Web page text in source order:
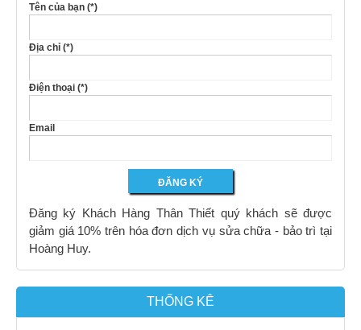
Tên của bạn (*)
Địa chỉ (*)
Điện thoại (*)
Email
Đăng ký Khách Hàng Thân Thiết quý khách sẽ được
giảm giá 10% trên hóa đơn dịch vụ sửa chữa - bảo trì tại
Hoàng Huy.
THỐNG KÊ